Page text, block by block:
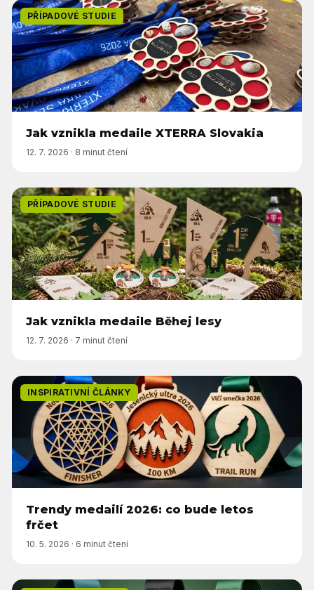
PŘÍPADOVÉ STUDIE
Jak vznikla medaile XTERRA Slovakia
12. 7. 2026 · 8 minut čtení
PŘÍPADOVÉ STUDIE
Jak vznikla medaile Běhej lesy
12. 7. 2026 · 7 minut čtení
INSPIRATIVNÍ ČLÁNKY
Trendy medailí 2026: co bude letos
frčet
10. 5. 2026 · 6 minut čtení